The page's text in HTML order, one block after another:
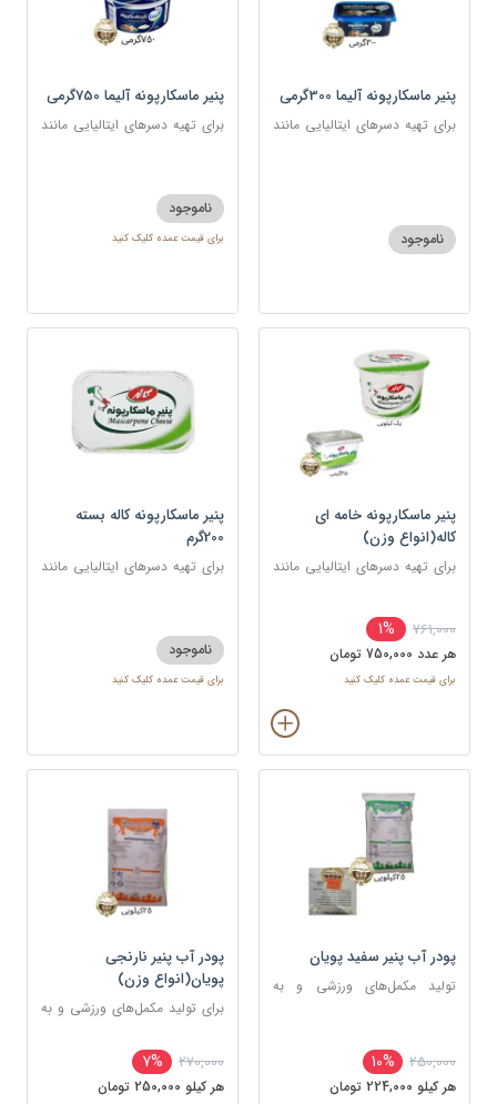
پنیر ماسکارپونه آلیما 300گرمی
برای تهیه دسرهای ایتالیایی مانند
ناموجود
پنیر ماسکارپونه آلیما 750گرمی
برای تهیه دسرهای ایتالیایی مانند
ناموجود
برای قیمت عمده کلیک کنید
پنیر ماسکارپونه خامه ای
کاله(انواع وزن)
برای تهیه دسرهای ایتالیایی مانند
761,000
1%
هر عدد 750,000 تومان
برای قیمت عمده کلیک کنید
پنیر ماسکارپونه کاله بسته
200گرم
برای تهیه دسرهای ایتالیایی مانند
ناموجود
برای قیمت عمده کلیک کنید
پودر آب پنیر سفید پویان
تولید مکمل‌های ورزشی و به
250,000
10%
هر کيلو 224,000 تومان
پودر آب پنیر نارنجی
پویان(انواع وزن)
برای تولید مکمل‌های ورزشی و به
چیپس‌ها
270,000
7%
هر کيلو 250,000 تومان